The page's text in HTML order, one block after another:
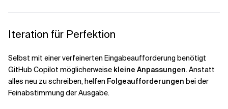
Iteration für Perfektion
Selbst mit einer verfeinerten Eingabeaufforderung benötigt
GitHub Copilot möglicherweise kleine Anpassungen. Anstatt
alles neu zu schreiben, helfen Folgeaufforderungen bei der
Feinabstimmung der Ausgabe.